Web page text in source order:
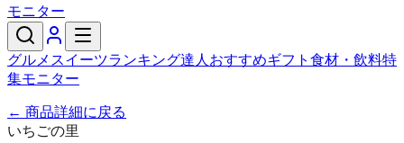
モニター
グルメ スイーツランキング達人おすすめギフト 食材・飲料特
集モニター
← 商品詳細に戻る
いちごの里